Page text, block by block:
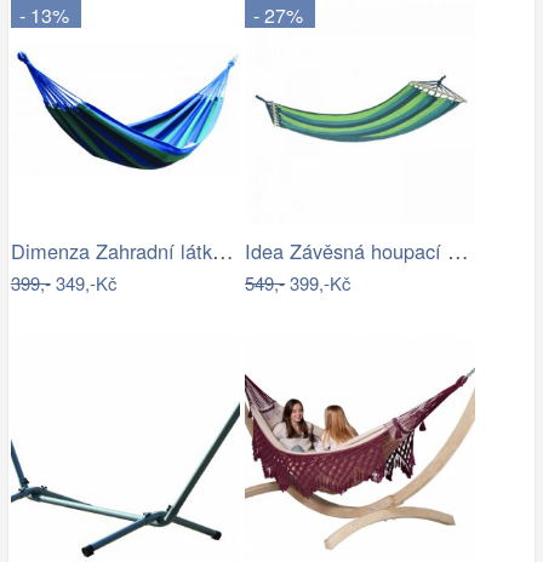
- 13%
Dimenza Zahradní látková houpací síť -…
399,-349,-Kč
- 27%
Idea Závěsná houpací síť zelená/modrá
549,-399,-Kč